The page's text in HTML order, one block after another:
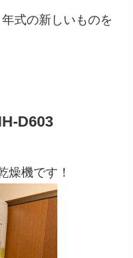
式の新しいものを
D603
燥機です！